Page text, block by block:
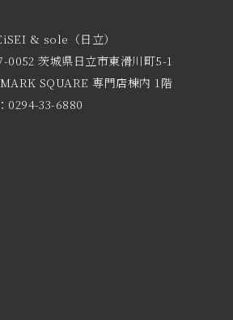
& sole（日立）
0052 茨城県日立市東滑川町5-1
SQUARE 専門店棟内 1階
0294-33-6880